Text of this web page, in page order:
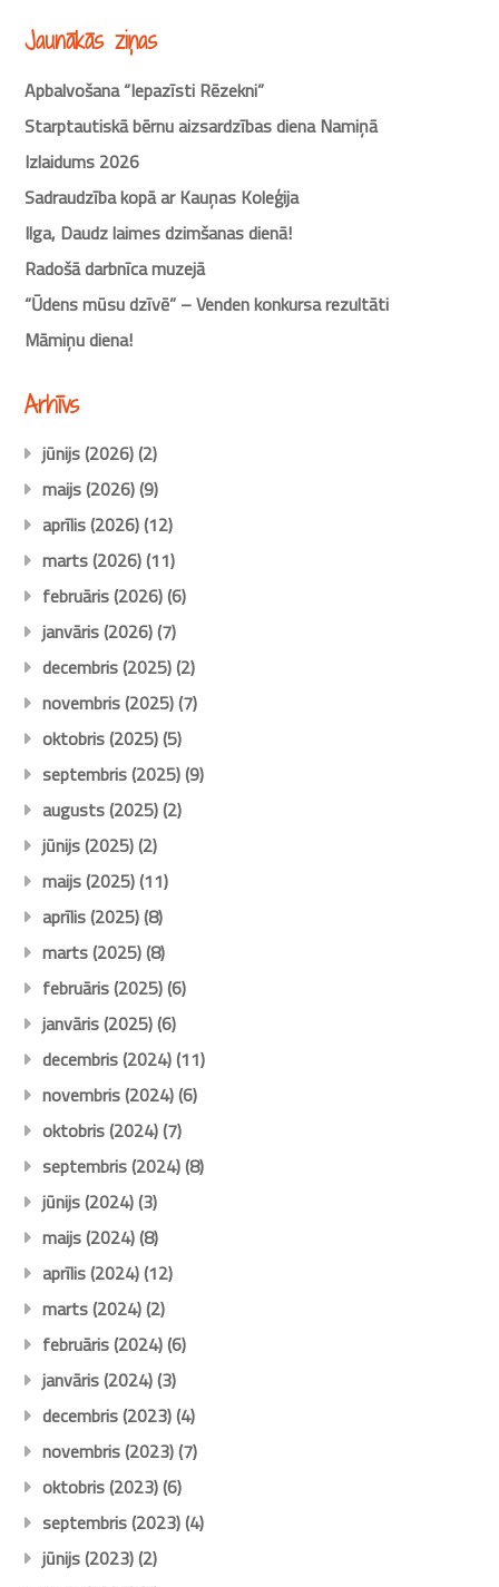
Jaunākās ziņas
Apbalvošana “Iepazīsti Rēzekni”
Starptautiskā bērnu aizsardzības diena Namiņā
Izlaidums 2026
Sadraudzība kopā ar Kauņas Koleģija
Ilga, Daudz laimes dzimšanas dienā!
Radošā darbnīca muzejā
“Ūdens mūsu dzīvē” – Venden konkursa rezultāti
Māmiņu diena!
Arhīvs
jūnijs (2026)(2)
maijs (2026)(9)
aprīlis (2026)(12)
marts (2026)(11)
februāris (2026)(6)
janvāris (2026)(7)
decembris (2025)(2)
novembris (2025)(7)
oktobris (2025)(5)
septembris (2025)(9)
augusts (2025)(2)
jūnijs (2025)(2)
maijs (2025)(11)
aprīlis (2025)(8)
marts (2025)(8)
februāris (2025)(6)
janvāris (2025)(6)
decembris (2024)(11)
novembris (2024)(6)
oktobris (2024)(7)
septembris (2024)(8)
jūnijs (2024)(3)
maijs (2024)(8)
aprīlis (2024)(12)
marts (2024)(2)
februāris (2024)(6)
janvāris (2024)(3)
decembris (2023)(4)
novembris (2023)(7)
oktobris (2023)(6)
septembris (2023)(4)
jūnijs (2023)(2)